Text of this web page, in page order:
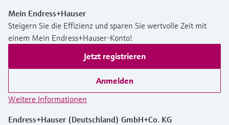
Mein Endress+Hauser
Steigern Sie die Effizienz und sparen Sie wertvolle Zeit mit
einem Mein Endress+Hauser-Konto!
Jetzt registrieren
Anmelden
Weitere Informationen
Endress+Hauser (Deutschland) GmbH+Co. KG